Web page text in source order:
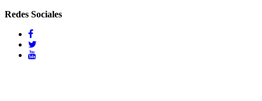
Redes Sociales